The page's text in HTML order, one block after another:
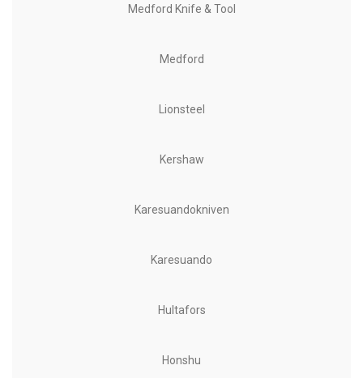
Medford Knife & Tool
Medford
Lionsteel
Kershaw
Karesuandokniven
Karesuando
Hultafors
Honshu